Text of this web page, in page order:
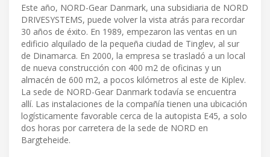
Este año, NORD-Gear Danmark, una subsidiaria de NORD
DRIVESYSTEMS, puede volver la vista atrás para recordar
30 años de éxito. En 1989, empezaron las ventas en un
edificio alquilado de la pequeña ciudad de Tinglev, al sur
de Dinamarca. En 2000, la empresa se trasladó a un local
de nueva construcción con 400 m2 de oficinas y un
almacén de 600 m2, a pocos kilómetros al este de Kiplev.
La sede de NORD-Gear Danmark todavía se encuentra
allí. Las instalaciones de la compañía tienen una ubicación
logísticamente favorable cerca de la autopista E45, a solo
dos horas por carretera de la sede de NORD en
Bargteheide.